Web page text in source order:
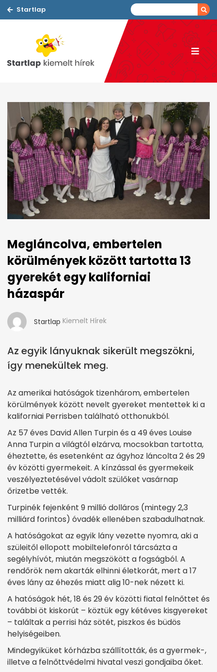
Startlap
Megláncolva, embertelen
körülmények között tartotta 13
gyerekét egy kaliforniai
házaspár
Startlap Kiemelt Hírek
Az egyik lányuknak sikerült megszökni,
így menekültek meg.
Az amerikai hatóságok tizenhárom, embertelen
körülmények között nevelt gyereket mentettek ki a
kaliforniai Perrisben található otthonukból.
Az 57 éves David Allen Turpin és a 49 éves Louise
Anna Turpin a világtól elzárva, mocsokban tartotta,
éheztette, és esetenként az ágyhoz láncolta 2 és 29
év közötti gyermekeit. A kínzással és gyermekeik
veszélyeztetésével vádolt szülőket vasárnap
őrizetbe vették.
Turpinék fejenként 9 millió dolláros (mintegy 2,3
milliárd forintos) óvadék ellenében szabadulhatnak.
A hatóságokat az egyik lány vezette nyomra, aki a
szüleitől ellopott mobiltelefonról tárcsázta a
segélyhívót, miután megszökött a fogságból. A
rendőrök nem akarták elhinni életkorát, mert a 17
éves lány az éhezés miatt alig 10-nek nézett ki.
A hatóságok hét, 18 és 29 év közötti fiatal felnőttet és
további öt kiskorút – köztük egy kétéves kisgyereket
– találtak a perrisi ház sötét, piszkos és büdös
helyiségeiben.
Mindegyiküket kórházba szállították, és a gyermek-,
illetve a felnőttvédelmi hivatal veszi gondjaiba őket.